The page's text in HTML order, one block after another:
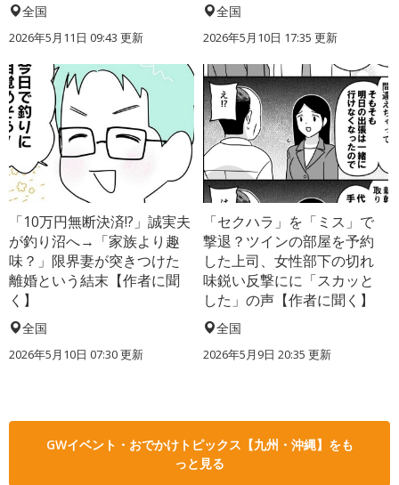
全国
2026年5月11日 09:43 更新
全国
2026年5月10日 17:35 更新
「10万円無断決済!?」誠実夫
が釣り沼へ→「家族より趣
味？」限界妻が突きつけた
離婚という結末【作者に聞
く】
全国
2026年5月10日 07:30 更新
「セクハラ」を「ミス」で
撃退？ツインの部屋を予約
した上司、女性部下の切れ
味鋭い反撃にに「スカッと
した」の声【作者に聞く】
全国
2026年5月9日 20:35 更新
GWイベント・おでかけトピックス【九州・沖縄】をも
っと見る